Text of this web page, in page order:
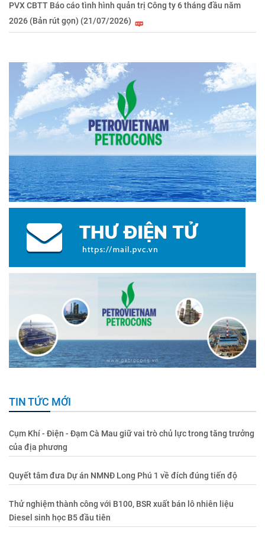
PVX CBTT Báo cáo tình hình quản trị Công ty 6 tháng đầu năm
2026 (Bản rút gọn) (21/07/2026)
TIN TỨC MỚI
Cụm Khí - Điện - Đạm Cà Mau giữ vai trò chủ lực trong tăng trưởng
của địa phương
Quyết tâm đưa Dự án NMNĐ Long Phú 1 về đích đúng tiến độ
Thử nghiệm thành công với B100, BSR xuất bán lô nhiên liệu
Diesel sinh học B5 đầu tiên